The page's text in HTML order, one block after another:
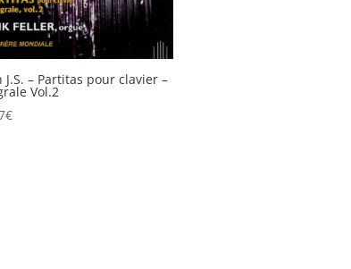
J.S. – Partitas pour clavier –
Vol.2
€